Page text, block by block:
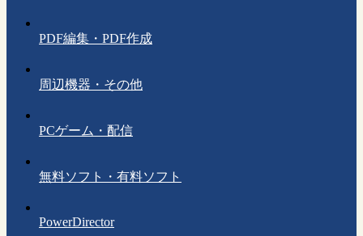
PDF編集・PDF作成
周辺機器・その他
PCゲーム・配信
無料ソフト・有料ソフト
PowerDirector